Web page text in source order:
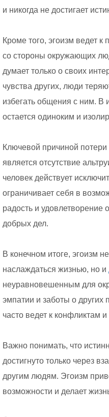
и никогда не достигает
Кроме того, эгоизм ведет
со стороны окружающих
думает только о своих
чувства других, люди
избегать общения с ним. В
остается одиноким и
Ключевой причиной потери
является отсутствие
человек действует
ограничивает себя в
радость и удовлетворение
добрых дел.
В конечном итоге, эгоизм
наслаждаться жизнью, но и
неуравновешенным для
эмпатии и заботы о
часто ведет к конфликтам
Важно понимать, что
достигнуто только через
другим людям. Эгоизм
возможности и делает